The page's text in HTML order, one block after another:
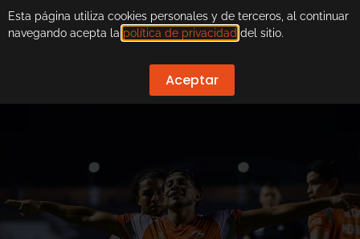
Esta página utiliza cookies personales y de terceros, al continuar
navegando acepta la política de privacidad del sitio.
Aceptar